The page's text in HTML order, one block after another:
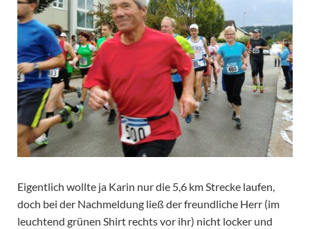
Eigentlich wollte ja Karin nur die 5,6 km Strecke laufen,
doch bei der Nachmeldung ließ der freundliche Herr (im
leuchtend grünen Shirt rechts vor ihr) nicht locker und